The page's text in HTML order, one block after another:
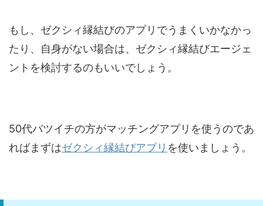
もし、ゼクシィ縁結びのアプリでうまくいかなかっ
たり、自身がない場合は、ゼクシィ縁結びエージェ
ントを検討するのもいいでしょう。
50代バツイチの方がマッチングアプリを使うのであ
ればまずはゼクシィ縁結びアプリ を使いましょう。